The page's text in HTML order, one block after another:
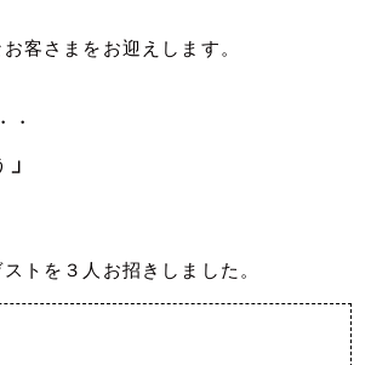
客さまをお迎えします。
・
」
トを３人お招きしました。